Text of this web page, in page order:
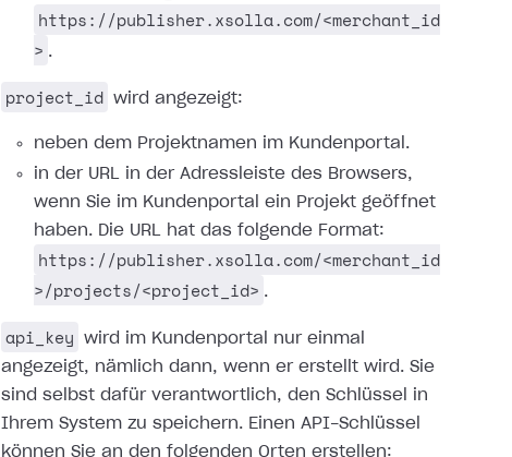
https://publisher.xsolla.com/<merchant_id
> .
project_id wird angezeigt:
neben dem Projektnamen im Kundenportal.
in der URL in der Adressleiste des Browsers,
wenn Sie im Kundenportal ein Projekt geöffnet
haben. Die URL hat das folgende Format:
https://publisher.xsolla.com/<merchant_id
>/projects/<project_id> .
api_key
wird im Kundenportal nur einmal
angezeigt, nämlich dann, wenn er erstellt wird. Sie
sind selbst dafür verantwortlich, den Schlüssel in
Ihrem System zu speichern. Einen API-Schlüssel
können Sie an den folgenden Orten erstellen: